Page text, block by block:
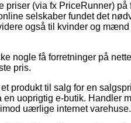
priser (via fx PriceRunner)
selskaber fundet det
også til kvinder og
nogle få forretninger på
pris.
produkt til salg for en
uoprigtig e-butik. Handler
uærlige internet varehuse.